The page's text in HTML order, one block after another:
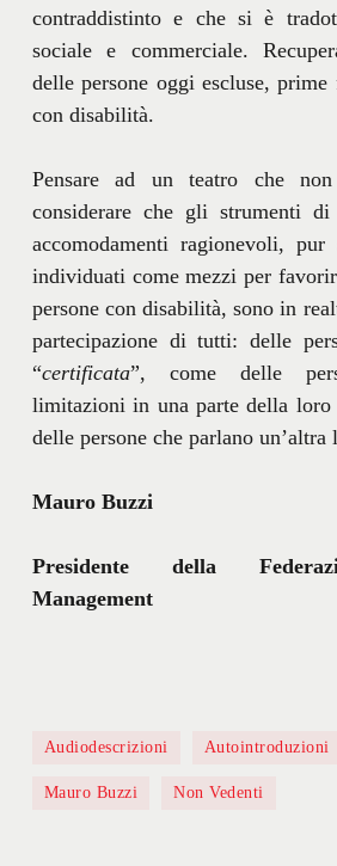
contraddistinto e che si è
sociale e commerciale.
delle persone oggi escluse,
con disabilità.
Pensare ad un teatro che
considerare che gli strumenti
accomodamenti ragionevoli, pur
individuati come mezzi per
persone con disabilità, sono in
partecipazione di tutti: delle
“certificata”, come delle
limitazioni in una parte della
delle persone che parlano un’altra
Mauro Buzzi
Presidente della
Management
Audiodescrizioni Autointroduzioni
Mauro Buzzi Non Vedenti